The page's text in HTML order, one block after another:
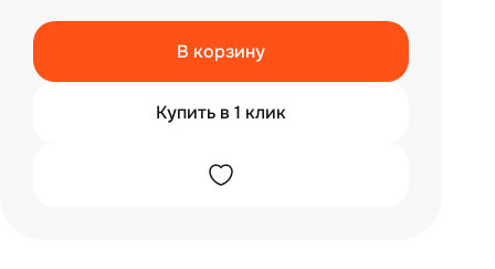
В корзину
Купить в 1 клик